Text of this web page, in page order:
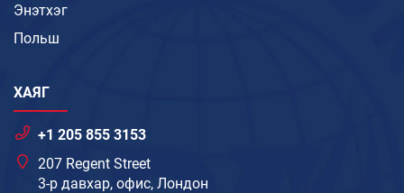
Энэтхэг
Польш
ХАЯГ
+1 205 855 3153
207 Regent Street
3-р давхар, офис, Лондон